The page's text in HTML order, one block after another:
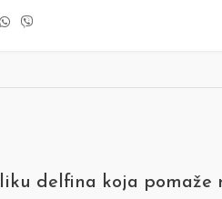
delfina koja pomaže